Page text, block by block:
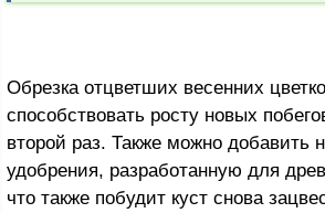
Обрезка отцветших весенних
способствовать росту новых
второй раз. Также можно добавить
удобрения, разработанную для
что также побудит куст снова